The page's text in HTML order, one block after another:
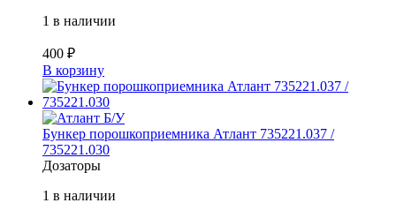
1 в наличии
400 ₽
В корзину
Б/У
Бункер порошкоприемника Атлант 735221.037 /
735221.030
Дозаторы
1 в наличии